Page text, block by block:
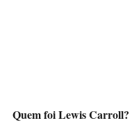
Quem foi Lewis Carroll?